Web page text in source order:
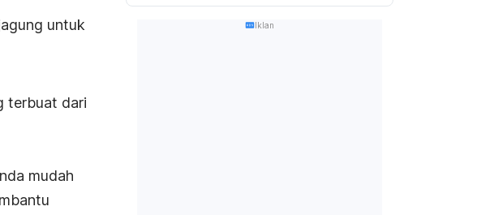
untuk
terbuat dari
mudah
Iklan